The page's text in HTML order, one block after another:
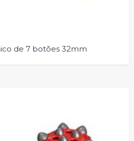
de 7 botões 32mm